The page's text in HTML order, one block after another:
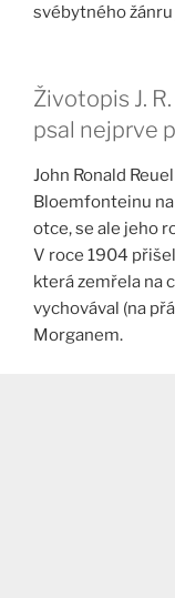
svébytného
Životopis J.
psal nejprve
John Ronald
Bloemfonteinu
otce, se ale jeho
V roce 1904
která zemřela na
vychovával (na
Morganem.